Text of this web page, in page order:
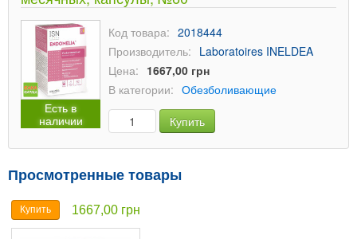
Есть в
наличии
Код товара: 2018444
Производитель: Laboratoires INELDEA
Цена: 1667,00 грн
В категории: Обезболивающие
Купить
Просмотренные товары
Купить 1667,00 грн